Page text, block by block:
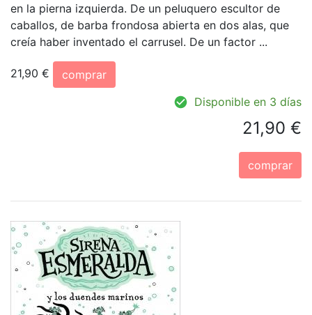
en la pierna izquierda. De un peluquero escultor de
caballos, de barba frondosa abierta en dos alas, que
creía haber inventado el carrusel. De un factor ...
21,90 €
comprar
Disponible en 3 días
21,90 €
comprar